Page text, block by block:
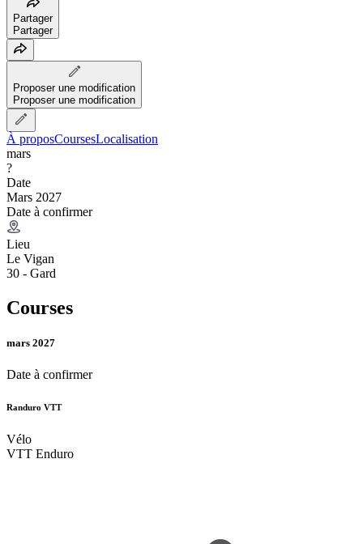
Partager
Partager
Proposer une modification
Proposer une modification
À proposCoursesLocalisation
mars
?
Date
Mars 2027
Date à confirmer
Lieu
Le Vigan
30 - Gard
Courses
mars 2027
Date à confirmer
Randuro VTT
Vélo
VTT Enduro